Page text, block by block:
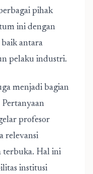
pihak
ini dengan
antara
pelaku industri.
menjadi bagian
Pertanyaan
profesor
relevansi
terbuka. Hal ini
institusi